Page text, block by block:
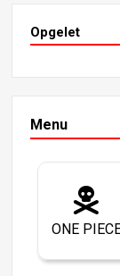
Opgelet
Menu
ONE